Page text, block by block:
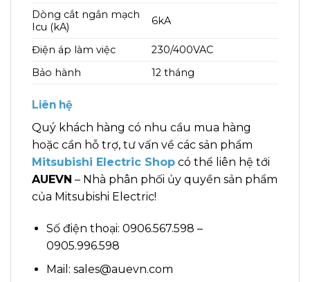
Dòng cắt ngắn mạch
Icu (kA)
6kA
Điện áp làm việc
230/400VAC
Bảo hành
12 tháng
Liên hệ
Quý khách hàng có nhu cầu mua hàng
hoặc cần hỗ trợ, tư vấn về các sản phẩm
Mitsubishi Electric Shop có thể liên hệ tới
AUEVN – Nhà phân phối ủy quyền sản phẩm
của Mitsubishi Electric!
Số điện thoại: 0906.567.598 –
0905.996.598
Mail: sales@auevn.com